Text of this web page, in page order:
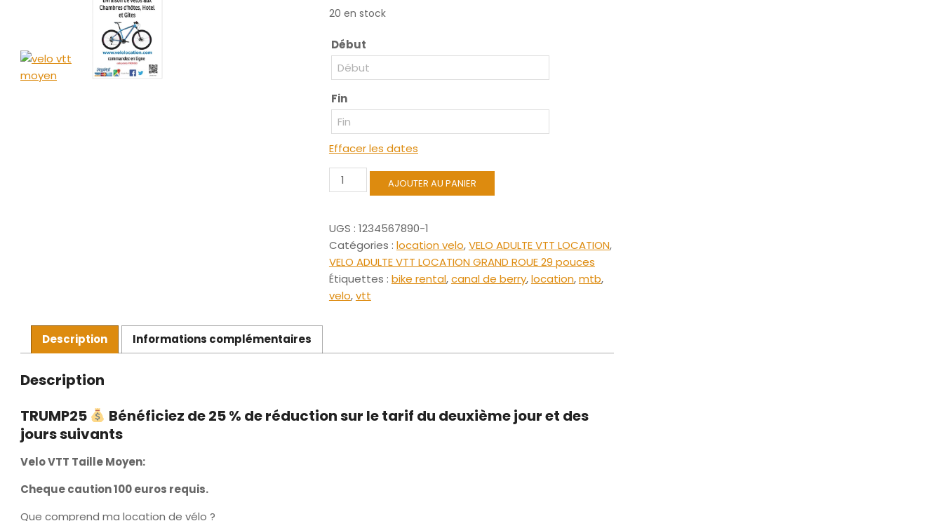
20 en stock
Début
Fin
Effacer les dates
quantité
de
Taille
Moyen
AJOUTER AU PANIER
UGS : 1234567890-1
Catégories : location velo,VELO ADULTE VTT LOCATION,
VELO ADULTE VTT LOCATION GRAND ROUE 29 pouces
Étiquettes : bike rental,canal de berry,location,mtb,
velo,vtt
Description Informations complémentaires
Description
TRUMP25
Bénéficiez de 25 % de réduction sur le tarif du deuxième jour et des
jours suivants
Velo VTT Taille Moyen:
Cheque caution 100 euros requis.
Que comprend ma location de vélo ?